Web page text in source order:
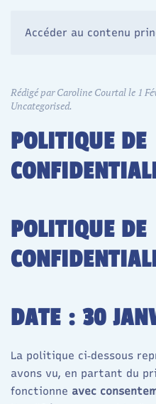
Accéder au contenu
Rédigé par Caroline Courtal le 1
Uncategorised.
POLITIQUE DE
POLITIQUE DE
DATE : 30
La politique ci‑dessous
avons vu, en partant du
fonctionne avec